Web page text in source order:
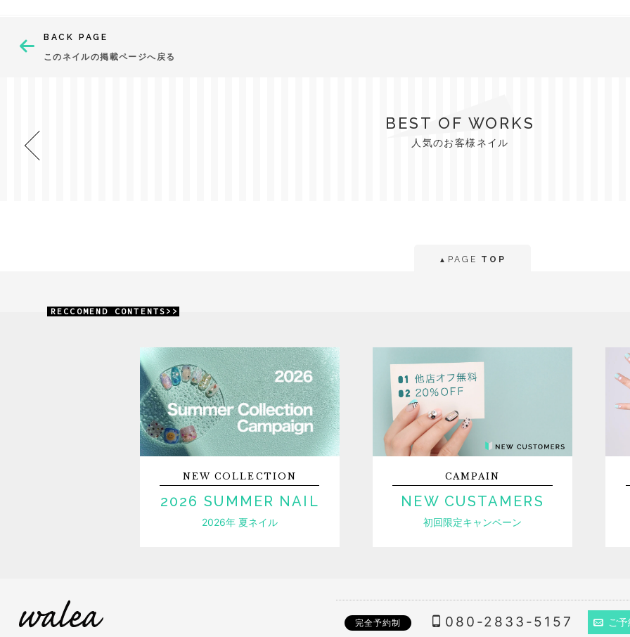
BACK PAGE
このネイルの掲載ページへ戻る
BEST OF WORKS
人気のお客様ネイル
▲ PAGE TOP
RECCOMEND CONTENTS>>
NEWCOLLECTION
2026 SUMMER NAIL
2026年 夏ネイル
CAMPAIN
NEW CUSTAMERS
初回限定キャンペーン
完全予約制 080-2833-5157 ご